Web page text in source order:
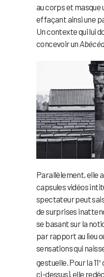
au corps et masque
effaçant ainsi une
Un contexte qui lui
concevoir un
Parallèlement, elle
capsules vidéos
spectateur peut
de surprises
se basant sur la
par rapport au lieu
sensations qui
gestuelle. Pour la 11e
ci-dessus), elle